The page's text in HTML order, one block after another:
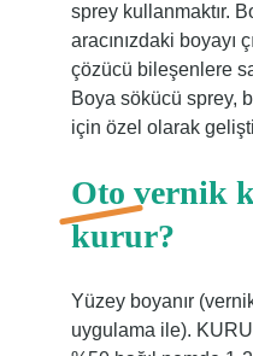
sprey kullanmaktır.
aracınızdaki boyayı
çözücü bileşenlere
Boya sökücü sprey,
için özel olarak
Oto vernik
kurur?
Yüzey boyanır
uygulama ile).